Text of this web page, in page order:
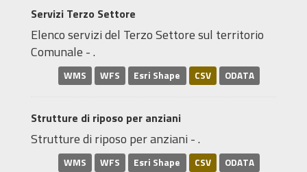
Servizi Terzo Settore
Elenco servizi del Terzo Settore sul territorio
Comunale - .
WMS WFS Esri Shape CSV ODATA
Strutture di riposo per anziani
Strutture di riposo per anziani - .
WMS WFS Esri Shape CSV ODATA